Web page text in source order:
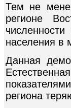
Тем не
регионе
населения в
Данная
региона